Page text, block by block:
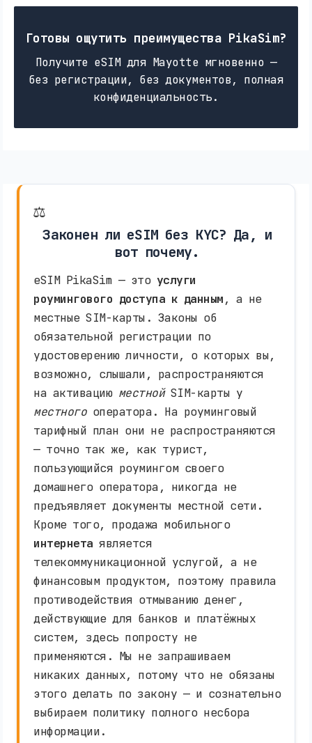
Готовы ощутить преимущества PikaSim?
Получите eSIM для Mayotte мгновенно —
без регистрации, без документов, полная
конфиденциальность.
⚖️
Законен ли eSIM без KYC? Да, и
вот почему.
eSIM PikaSim — это услуги
роумингового доступа к данным, а не
местные SIM-карты. Законы об
обязательной регистрации по
удостоверению личности, о которых вы,
возможно, слышали, распространяются
на активацию местнойSIM-карты у
местногооператора. На роуминговый
тарифный план они не распространяются
— точно так же, как турист,
пользующийся роумингом своего
домашнего оператора, никогда не
предъявляет документы местной сети.
Кроме того, продажа мобильного
интернета является
телекоммуникационной услугой, а не
финансовым продуктом, поэтому правила
противодействия отмыванию денег,
действующие для банков и платёжных
систем, здесь попросту не
применяются. Мы не запрашиваем
никаких данных, потому что не обязаны
этого делать по закону — и сознательно
выбираем политику полного несбора
информации.